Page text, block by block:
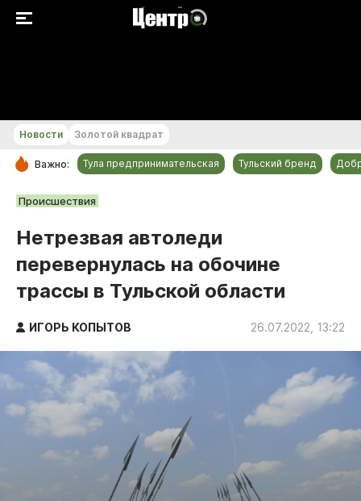
РУБРИКИ
Культура
Происшествия
Спорт
Тульский бренд
Тула предпринимательская
ДоброЦентр
Голодный шпион
Новости Золотой квадрат
Важно: Тула предпринимательская Тульский бренд
Происшествия
Нетрезвая автоледи
перевернулась на обочине
трассы в Тульской области
ИГОРЬ КОПЫТОВ 26.07.2022, 13:22